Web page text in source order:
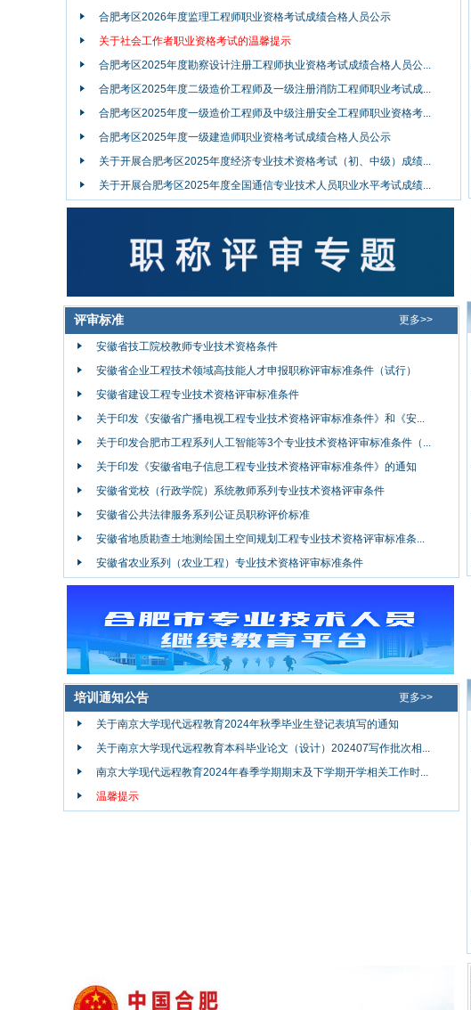
合肥考区2026年度监理工程师职业资格考试成绩合格人员公示
关于社会工作者职业资格考试的温馨提示
合肥考区2025年度勘察设计注册工程师执业资格考试成绩合格人员公...
合肥考区2025年度二级造价工程师及一级注册消防工程师职业考试成...
合肥考区2025年度一级造价工程师及中级注册安全工程师职业资格考...
合肥考区2025年度一级建造师职业资格考试成绩合格人员公示
关于开展合肥考区2025年度经济专业技术资格考试（初、中级）成绩...
关于开展合肥考区2025年度全国通信专业技术人员职业水平考试成绩...
评审标准 更多>>
安徽省技工院校教师专业技术资格条件
安徽省企业工程技术领域高技能人才申报职称评审标准条件（试行）
安徽省建设工程专业技术资格评审标准条件
关于印发《安徽省广播电视工程专业技术资格评审标准条件》和《安...
关于印发合肥市工程系列人工智能等3个专业技术资格评审标准条件（...
关于印发《安徽省电子信息工程专业技术资格评审标准条件》的通知
安徽省党校（行政学院）系统教师系列专业技术资格评审条件
安徽省公共法律服务系列公证员职称评价标准
安徽省地质勘查土地测绘国土空间规划工程专业技术资格评审标准条...
安徽省农业系列（农业工程）专业技术资格评审标准条件
培训通知公告 更多>>
关于南京大学现代远程教育2024年秋季毕业生登记表填写的通知
关于南京大学现代远程教育本科毕业论文（设计）202407写作批次相...
南京大学现代远程教育2024年春季学期期末及下学期开学相关工作时...
温馨提示